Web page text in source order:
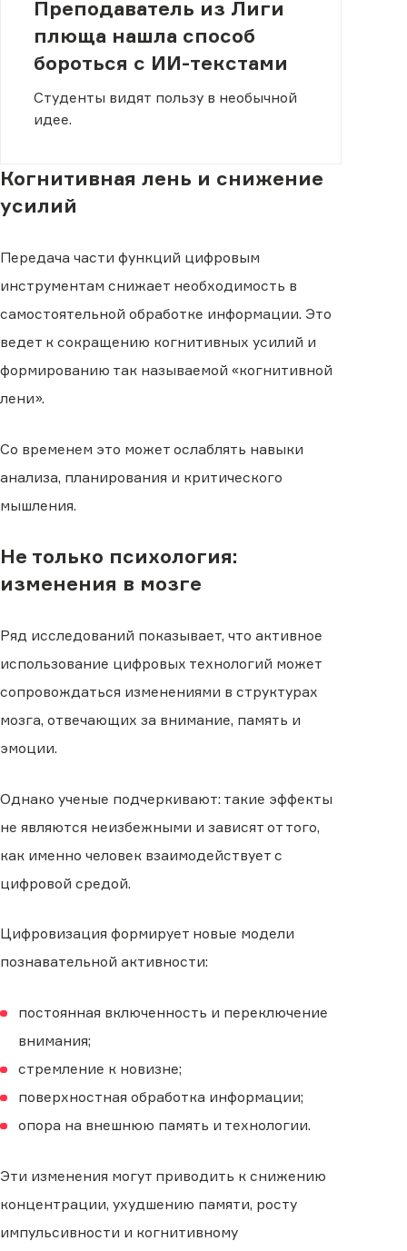
Преподаватель из Лиги
плюща нашла способ
бороться с ИИ-текстами
Студенты видят пользу в необычной
идее.
Когнитивная лень и снижение
усилий
Передача части функций цифровым
инструментам снижает необходимость в
самостоятельной обработке информации. Это
ведет к сокращению когнитивных усилий и
формированию так называемой «когнитивной
лени».
Со временем это может ослаблять навыки
анализа, планирования и критического
мышления.
Не только психология:
изменения в мозге
Ряд исследований показывает, что активное
использование цифровых технологий может
сопровождаться изменениями в структурах
мозга, отвечающих за внимание, память и
эмоции.
Однако ученые подчеркивают: такие эффекты
не являются неизбежными и зависят от того,
как именно человек взаимодействует с
цифровой средой.
Цифровизация формирует новые модели
познавательной активности:
постоянная включенность и переключение
внимания;
стремление к новизне;
поверхностная обработка информации;
опора на внешнюю память и технологии.
Эти изменения могут приводить к снижению
концентрации, ухудшению памяти, росту
импульсивности и когнитивному